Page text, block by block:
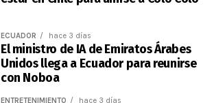
ECUADOR hace 3 días
El ministro de IA de Emiratos Árabes
Unidos llega a Ecuador para reunirse
con Noboa
ENTRETENIMIENTO hace 3 días